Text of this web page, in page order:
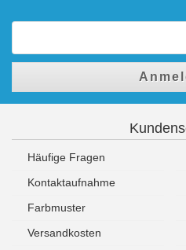
Häufige Fragen
Kontaktaufnahme
Farbmuster
Versandkosten